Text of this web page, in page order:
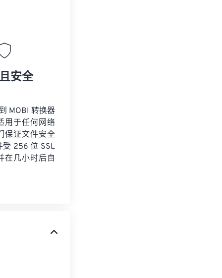
安全
MOBI 转换器
用于任何网络
保证文件安全
受 256 位 SSL
在几小时后自